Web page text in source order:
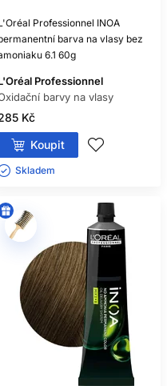
Professionnel INOA
barva na vlasy bez
6.1 60g
Professionnel
barvy na vlasy
Kč
Koupit
Skladem ㅤ